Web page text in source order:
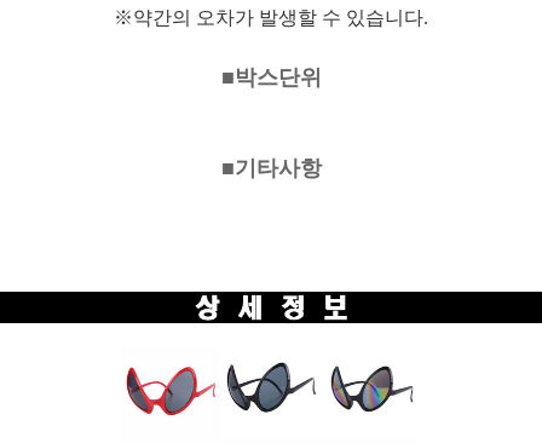
※약간의 오차가 발생할 수 있습니다.
■박스단위
■기타사항